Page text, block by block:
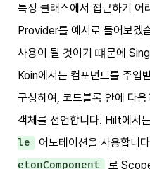
특정 클래스에서 접근하기 어
Provider를 예시로 들어보겠
사용이 될 것이기 떄문에
Koin에서는 컴포넌트를 주
구성하여, 코드블록 안에 다음
객체를 선언합니다. Hilt에서
le
어노테이션을 사용합니
etonComponent
로